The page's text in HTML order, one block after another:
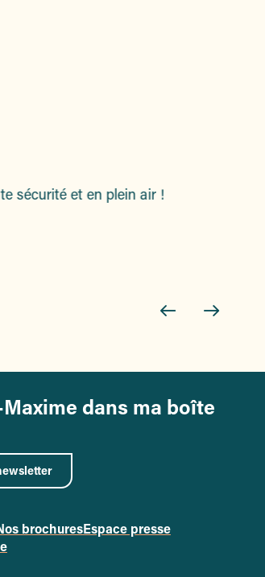
sécurité et en plein air !
dans ma boîte
Facebook
page Instagram
la page Tiktok
à la page Pinterest
à la page LikedIn
brochuresEspace presse